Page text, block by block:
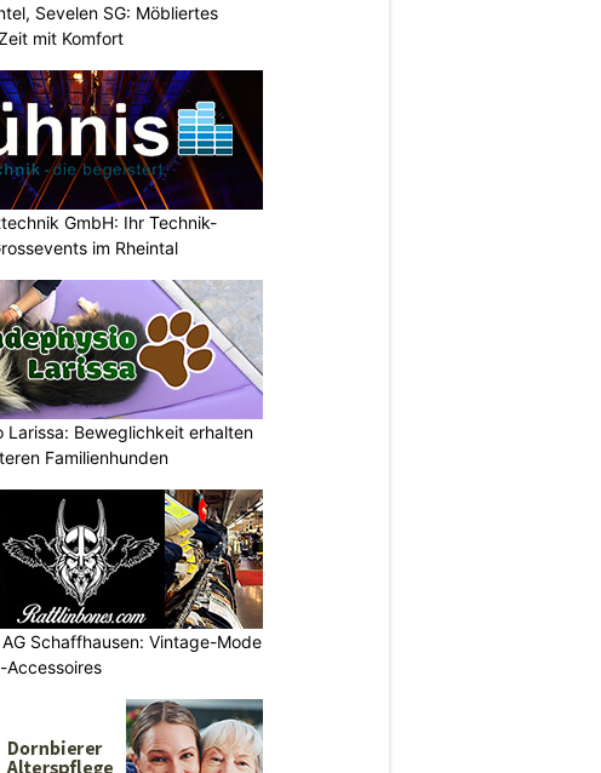
Sevelen SG: Möbliertes
mit Komfort
GmbH: Ihr Technik-
im Rheintal
Larissa: Beweglichkeit erhalten
Familienhunden
Schaffhausen: Vintage-Mode
Accessoires